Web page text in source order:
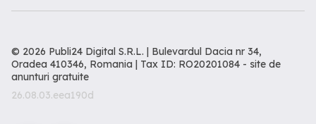
© 2026 Publi24 Digital S.R.L. | Bulevardul Dacia nr 34,
Oradea 410346, Romania | Tax ID: RO20201084 - site de
anunturi gratuite
26.08.03.eea190d